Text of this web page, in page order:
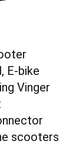
E-bike
Vinger
scooters